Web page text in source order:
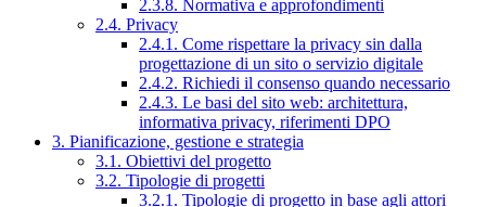
2.3.8. Normativa e approfondimenti
2.4. Privacy
2.4.1. Come rispettare la privacy sin dalla
progettazione di un sito o servizio digitale
2.4.2. Richiedi il consenso quando necessario
2.4.3. Le basi del sito web: architettura,
informativa privacy, riferimenti DPO
3. Pianificazione, gestione e strategia
3.1. Obiettivi del progetto
3.2. Tipologie di progetti
3.2.1. Tipologie di progetto in base agli attori